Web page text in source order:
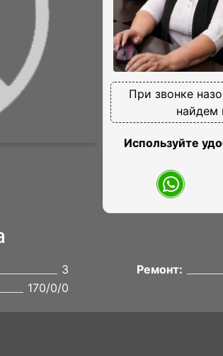
При звонке
найдем
Используйте
3
170/0/0
Ремонт: